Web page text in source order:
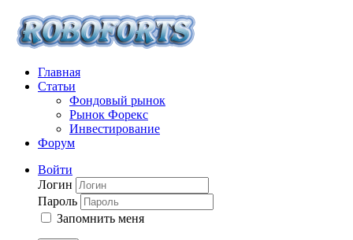
Главная
Статьи
Фондовый рынок
Рынок Форекс
Инвестирование
Форум
Войти
Логин
Пароль
Запомнить меня